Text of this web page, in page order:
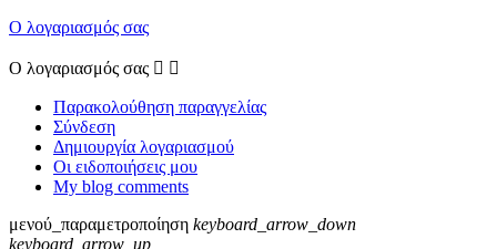
Ο λογαριασμός σας
Ο λογαριασμός σας  
Παρακολούθηση παραγγελίας
Σύνδεση
Δημιουργία λογαριασμού
Οι ειδοποιήσεις μου
My blog comments
μενού_παραμετροποίηση keyboard_arrow_down
keyboard_arrow_up